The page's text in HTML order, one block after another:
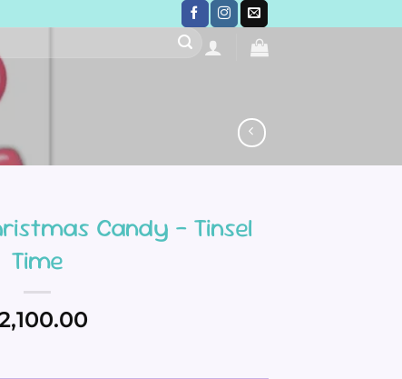
Candy – Tinsel
Time